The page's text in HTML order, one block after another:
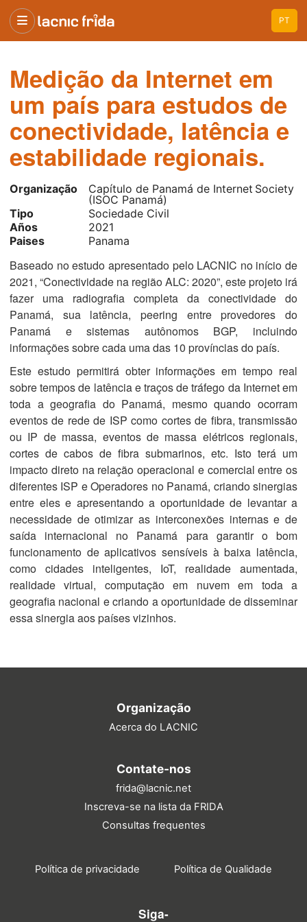
PT
Medição da Internet em
um país para estudos de
conectividade, latência e
estabilidade regionais.
Organização
Capítulo de Panamá de Internet Society
(ISOC Panamá)
Tipo
Sociedade Civil
Años
2021
Paises
Panama
Baseado no estudo apresentado pelo LACNIC no início de
2021, “Conectividade na região ALC: 2020”, este projeto irá
fazer uma radiografia completa da conectividade do
Panamá, sua latência, peering entre provedores do
Panamá e sistemas autônomos BGP, incluindo
informações sobre cada uma das 10 províncias do país.
Este estudo permitirá obter informações em tempo real
sobre tempos de latência e traços de tráfego da Internet em
toda a geografia do Panamá, mesmo quando ocorram
eventos de rede de ISP como cortes de fibra, transmissão
ou IP de massa, eventos de massa elétricos regionais,
cortes de cabos de fibra submarinos, etc. Isto terá um
impacto direto na relação operacional e comercial entre os
diferentes ISP e Operadores no Panamá, criando sinergias
entre eles e apresentando a oportunidade de levantar a
necessidade de otimizar as interconexões internas e de
saída internacional no Panamá para garantir o bom
funcionamento de aplicativos sensíveis à baixa latência,
como cidades inteligentes, IoT, realidade aumentada,
realidade virtual, computação em nuvem em toda a
geografia nacional e criando a oportunidade de disseminar
essa sinergia aos países vizinhos.
Organização
Acerca do LACNIC
Contate-nos
frida@lacnic.net
Inscreva-se na lista da FRIDA
Consultas frequentes
Siga-
Política de privacidade Política de Qualidade